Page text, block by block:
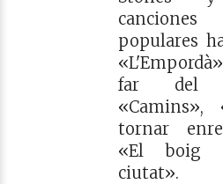
populares
far del
«Camins»,
tornar
«El boig
ciutat».